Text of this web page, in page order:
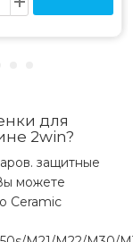
для
2win?
защитные
можете
Ceramic